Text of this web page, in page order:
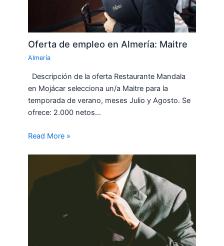
Oferta de empleo en Almería: Maitre
Almería
Descripción de la oferta Restaurante Mandala
en Mojácar selecciona un/a Maitre para la
temporada de verano, meses Julio y Agosto. Se
ofrece: 2.000 netos…
Read More »